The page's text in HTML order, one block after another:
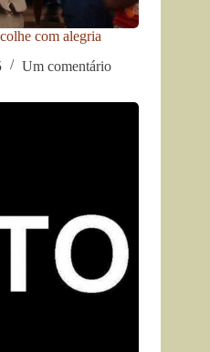
com alegria
Um comentário